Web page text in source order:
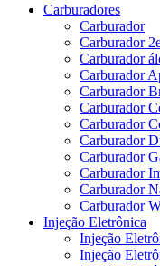
Carburadores
Carburador
Carburador
Carburador
Carburador
Carburador
Carburador
Carburador
Carburador
Carburador
Carburador
Carburador
Carburador
Injeção Eletrônica
Injeção
Injeção